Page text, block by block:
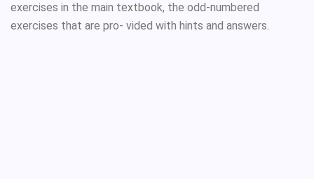
exercises in the main textbook, the odd-numbered
exercises that are pro- vided with hints and answers.